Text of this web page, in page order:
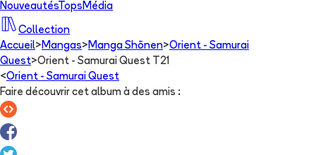
NouveautésTops Média
Collection
Accueil> Mangas> Manga Shōnen>Orient - Samurai
Quest>Orient - Samurai Quest T21
<Orient - Samurai Quest
Faire découvrir cet album à des amis :